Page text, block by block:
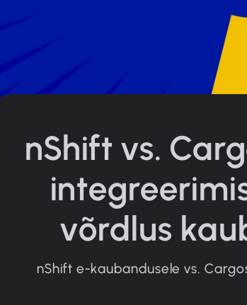
nShift vs.
võrdlus
nShift e-kaubandusele vs.